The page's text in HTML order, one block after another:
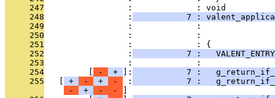
     247
                 :             : void
     248
                 :
7 :
     249
:             :
     250
:             :
     251
                 :             : {
     252
                 :
7 :
     253
                 :             :
     254
- + ]:
7 :
     255
+ - + - :
7 :
-
+ - -